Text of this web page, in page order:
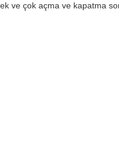
ve çok açma ve kapatma